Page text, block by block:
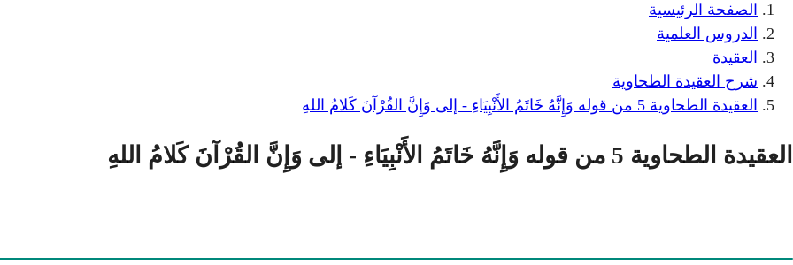
الصفحة الرئيسية
الدروس العلمية
العقيدة
شرح العقيدة الطحاوية
العقيدة الطحاوية 5 من قوله وَإِنَّهُ خَاتَمُ الأَنْبِيَاءِ - إلى وَإِنَّ القُرْآنَ كَلامُ اللهِ
العقيدة الطحاوية 5 من قوله وَإِنَّهُ خَاتَمُ الأَنْبِيَاءِ - إلى وَإِنَّ القُرْآنَ كَلامُ اللهِ